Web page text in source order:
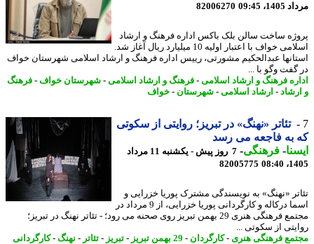
09:45
82006270
ساخت سالن بلک باکس اداره فرهنگ و ارشاد
اسلامی خواف با اعتبار اولیه 10 میلیارد ریال آغاز شد.
عبدالحکیم مشورتی، رییس اداره فرهنگ و ارشاد اسلامی شهرستان خواف
وگو با ...
فرهنگ و ارشاد اسلامی-فرهنگ و ارشاد اسلامی-شهرستان خواف- فرهنگ
-ارشاد اسلامی-شهرستان-خواف
تئاتر «نهنگ» در تبریز؛ روایتی از سکوتی
به فاجعه می رسد
-فرهنگی-
7 روز پیش - یکشنبه 11 مرداد
82005775
«نهنگ» به نویسندگی مشترک پوریا خزرایی و
اسما درکاله و کارگردانی پوریا خزرایی، از 9 مرداد در
مجتمع فرهنگی هنری 29 بهمن تبریز روی صحنه می رود؛ - تئاتر نهنگ در تبریز؛
از سکوتی ...
فرهنگی هنری- کارگردان - 29 بهمن تبریز - تبریز- تئاتر -نهنگ-کارگردانی